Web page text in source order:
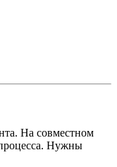
На совместном
Нужны